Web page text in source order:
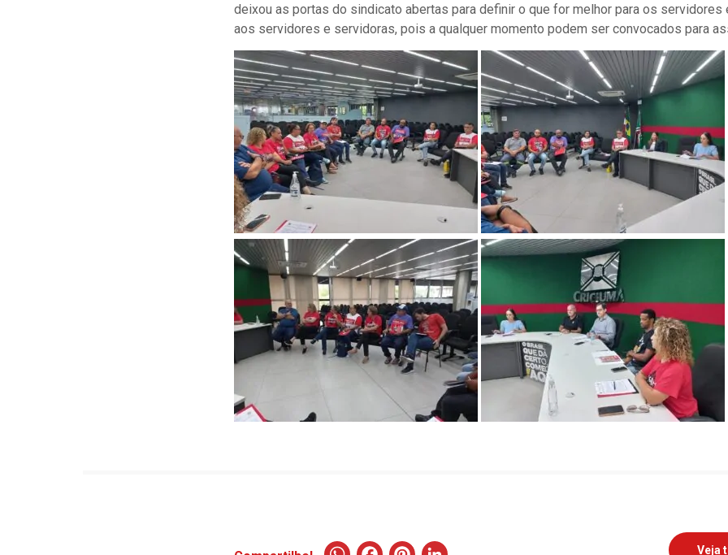
deixou as portas do sindicato abertas para definir o que for melhor para os servidores
aos servidores e servidoras, pois a qualquer momento podem ser convocados para
Veja